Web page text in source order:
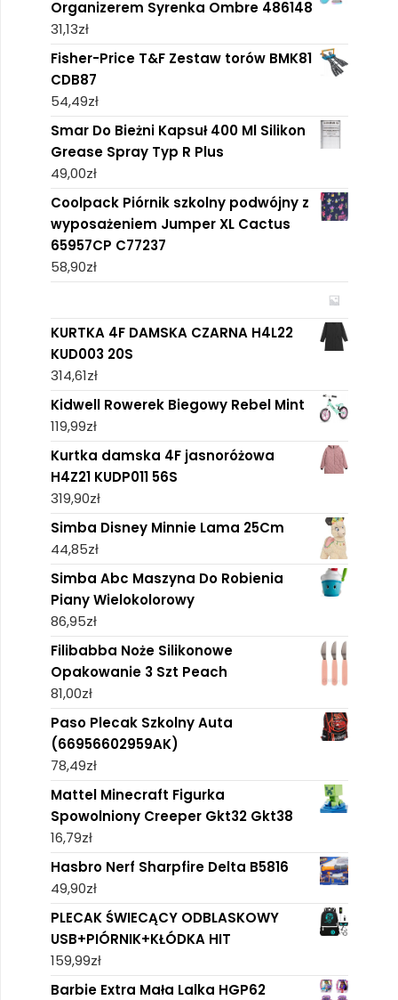
Organizerem Syrenka Ombre 486148
31,13zł
Fisher-Price T&F Zestaw torów BMK81
CDB87
54,49zł
Smar Do Bieżni Kapsuł 400 Ml Silikon
Grease Spray Typ R Plus
49,00zł
Coolpack Piórnik szkolny podwójny z
wyposażeniem Jumper XL Cactus
65957CP C77237
58,90zł
KURTKA 4F DAMSKA CZARNA H4L22
KUD003 20S
314,61zł
Kidwell Rowerek Biegowy Rebel Mint
119,99zł
Kurtka damska 4F jasnoróżowa
H4Z21 KUDP011 56S
319,90zł
Simba Disney Minnie Lama 25Cm
44,85zł
Simba Abc Maszyna Do Robienia
Piany Wielokolorowy
86,95zł
Filibabba Noże Silikonowe
Opakowanie 3 Szt Peach
81,00zł
Paso Plecak Szkolny Auta
(66956602959AK)
78,49zł
Mattel Minecraft Figurka
Spowolniony Creeper Gkt32 Gkt38
16,79zł
Hasbro Nerf Sharpfire Delta B5816
49,90zł
PLECAK ŚWIECĄCY ODBLASKOWY
USB+PIÓRNIK+KŁÓDKA HIT
159,99zł
Barbie Extra Mała Lalka HGP62